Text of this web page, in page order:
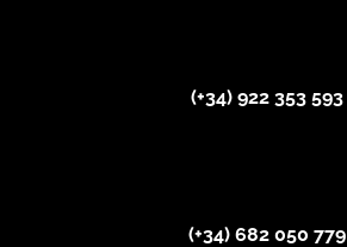
(+34) 922 353 593
(+34) 682 050 779